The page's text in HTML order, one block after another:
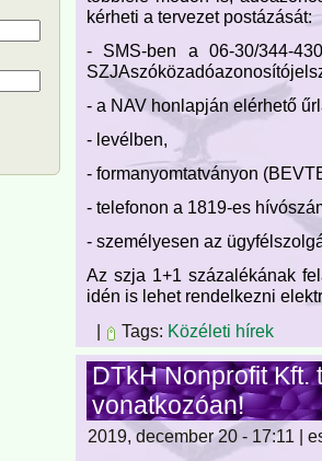
kérheti a tervezet postázását:
- SMS-ben a 06-30/344-
- a NAV honlapján elérhető
- levélben,
- formanyomtatványon
- telefonon a 1819-es
- személyesen az
Az szja 1+1 százalékának
idén is lehet rendelkezni
Tags: Közéleti hírek
DTkH Nonprofit
vonatkozóan!
2019, december 20 - 17:11 |